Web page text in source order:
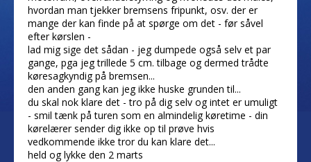
hvordan man tjekker bremsens fripunkt, osv. der er
mange der kan finde på at spørge om det - før såvel
efter kørslen -
lad mig sige det sådan - jeg dumpede også selv et par
gange, pga jeg trillede 5 cm. tilbage og dermed trådte
køresagkyndig på bremsen...
den anden gang kan jeg ikke huske grunden til...
du skal nok klare det - tro på dig selv og intet er umuligt
- smil tænk på turen som en almindelig køretime - din
kørelærer sender dig ikke op til prøve hvis
vedkommende ikke tror du kan klare det...
held og lykke den 2 marts